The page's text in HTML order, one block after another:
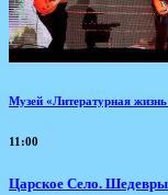
Музей «Литературная
11:00
Царское Село. Шедевры